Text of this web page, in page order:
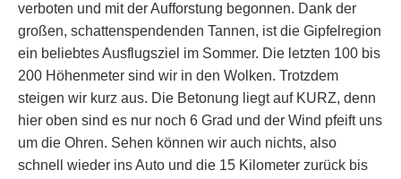
verboten und mit der Aufforstung begonnen. Dank der
großen, schattenspendenden Tannen, ist die Gipfelregion
ein beliebtes Ausflugsziel im Sommer. Die letzten 100 bis
200 Höhenmeter sind wir in den Wolken. Trotzdem
steigen wir kurz aus. Die Betonung liegt auf KURZ, denn
hier oben sind es nur noch 6 Grad und der Wind pfeift uns
um die Ohren. Sehen können wir auch nichts, also
schnell wieder ins Auto und die 15 Kilometer zurück bis